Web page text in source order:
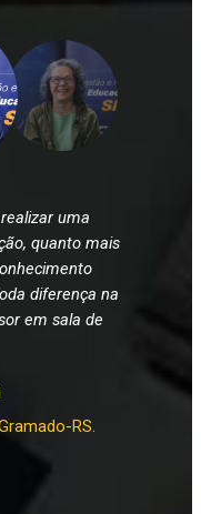
uma
quanto mais
diferença na
em sala de
RS.